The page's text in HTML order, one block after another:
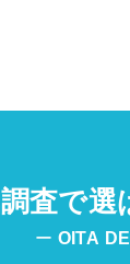
査で
ー OITA